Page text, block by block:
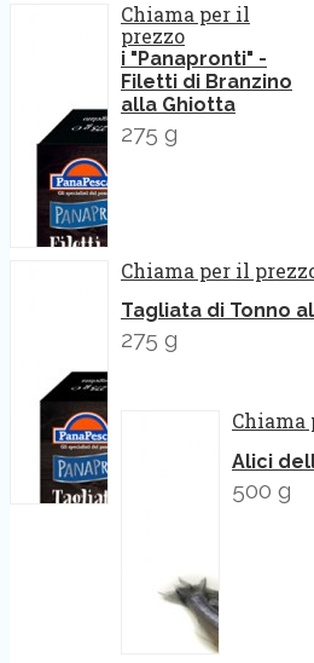
Chiama per il
prezzo
i "Panapronti" -
Filetti di Branzino
alla Ghiotta
275 g
Chiama per il
Tagliata di Tonno
275 g
Chiama
Alici
500 g